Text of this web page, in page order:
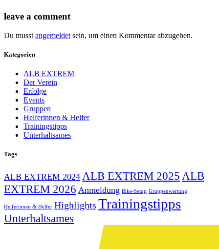
leave a comment
Du musst angemeldet sein, um einen Kommentar abzugeben.
Kategorien
ALB EXTREM
Der Verein
Erfolge
Events
Gruppen
Helferinnen & Helfer
Trainingstipps
Unterhaltsames
Tags
ALB EXTREM 2024 ALB EXTREM 2025 ALB
EXTREM 2026 Anmeldung Bike-Setup Gruppenwertung
Helferinnen & Helfer Highlights Trainingstipps
Unterhaltsames